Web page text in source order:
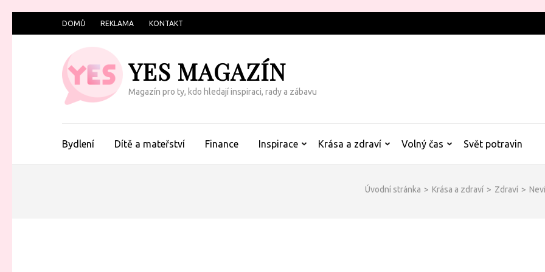
na
DOMŮ REKLAMA KONTAKT
YES MAGAZÍN
Magazín pro ty, kdo hledají inspiraci, rady a zábavu
Bydlení Dítě a mateřství Finance Inspirace Krása a zdraví Volný čas Svět potravin
Úvodní stránka > Krása a zdraví > Zdraví >